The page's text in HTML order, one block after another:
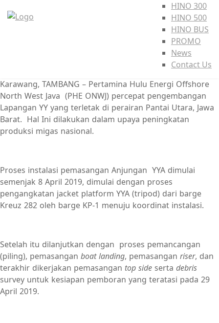
HINO 300
HINO 500
HINO BUS
PROMO
News
Contact Us
Karawang, TAMBANG – Pertamina Hulu Energi Offshore
North West Java (PHE ONWJ) percepat pengembangan
Lapangan YY yang terletak di perairan Pantai Utara, Jawa
Barat. Hal Ini dilakukan dalam upaya peningkatan
produksi migas nasional.
Proses instalasi pemasangan Anjungan YYA dimulai
semenjak 8 April 2019, dimulai dengan proses
pengangkatan jacket platform YYA (tripod) dari barge
Kreuz 282 oleh barge KP-1 menuju koordinat instalasi.
Setelah itu dilanjutkan dengan proses pemancangan
(piling), pemasangan boat landing, pemasangan riser, dan
terakhir dikerjakan pemasangan top side serta debris
survey untuk kesiapan pemboran yang teratasi pada 29
April 2019.